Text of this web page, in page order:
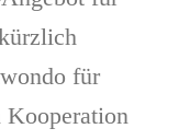
für
Kooperation